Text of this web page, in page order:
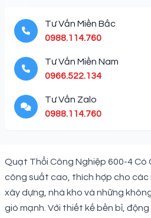
Tư Vấn Miền Bắc
0988.114.760
Tư Vấn Miền Nam
0966.522.134
Tư Vấn Zalo
0988.114.760
Description
Quạt Thổi Công Nghiệp 600-4 Có
công suất cao, thích hợp cho các
xây dựng, nhà kho và những
gió mạnh. Với thiết kế bền bỉ,